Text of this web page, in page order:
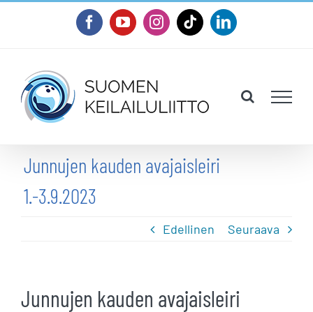
FacebookYouTubeInstagram
TiktokLinkedIn
Junnujen kauden avajaisleiri
1.-3.9.2023
Edellinen Seuraava
Junnujen kauden avajaisleiri